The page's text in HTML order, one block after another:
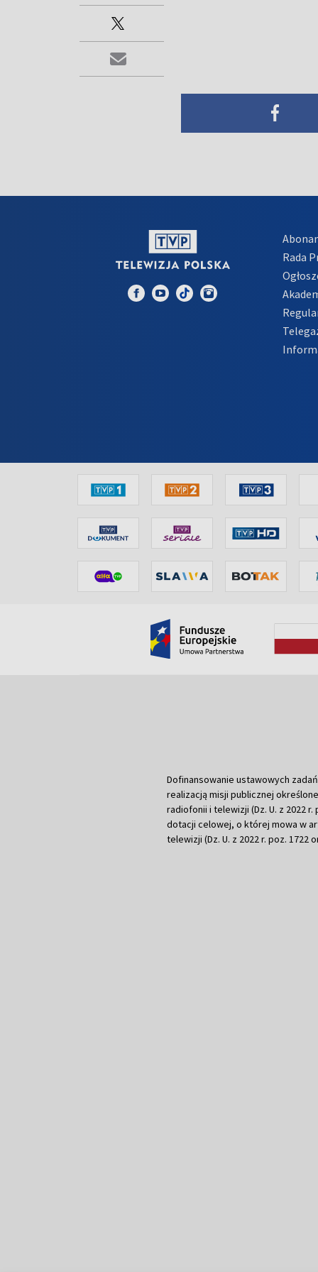
Rada
Dofinansowanie ustawowych
realizacją misji publicznej
radiofonii i telewizji (Dz. U. z 2022
dotacji celowej, o której mowa w
telewizji (Dz. U. z 2022 r. poz. 1722